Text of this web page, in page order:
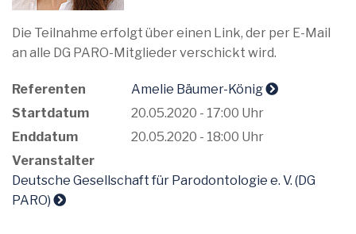
Die Teilnahme erfolgt über einen Link, der per E-Mail
an alle DG PARO-Mitglieder verschickt wird.
Referenten
Amelie Bäumer-König
Startdatum
20.05.2020 - 17:00 Uhr
Enddatum
20.05.2020 - 18:00 Uhr
Veranstalter
Deutsche Gesellschaft für Parodontologie e. V. (DG
PARO)